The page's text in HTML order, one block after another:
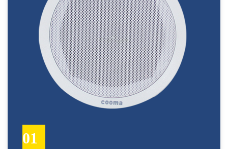
01